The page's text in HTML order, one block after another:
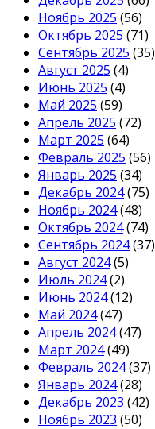
Ноябрь 2025 (56)
Октябрь 2025 (71)
Сентябрь 2025 (35)
Август 2025 (4)
Июнь 2025 (4)
Май 2025 (59)
Апрель 2025 (72)
Март 2025 (64)
Февраль 2025 (56)
Январь 2025 (34)
Декабрь 2024(75)
Ноябрь 2024(48)
Октябрь 2024(74)
Сентябрь 2024(37)
Август 2024(5)
Июль 2024(2)
Июнь 2024(12)
Май 2024(47)
Апрель 2024(47)
Март 2024(49)
Февраль 2024(37)
Январь 2024(28)
Декабрь 2023 (42)
Ноябрь 2023 (50)